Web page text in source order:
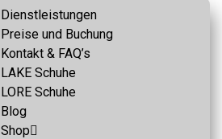
Dienstleistungen
Preise und Buchung
Kontakt & FAQ’s
LAKE Schuhe
LORE Schuhe
Blog
Shop